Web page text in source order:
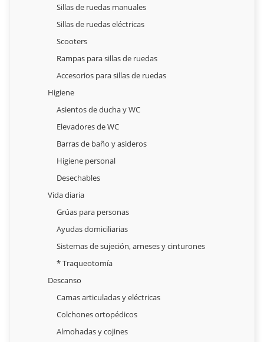
Sillas de ruedas manuales
Sillas de ruedas eléctricas
Scooters
Rampas para sillas de ruedas
Accesorios para sillas de ruedas
Higiene
Asientos de ducha y WC
Elevadores de WC
Barras de baño y asideros
Higiene personal
Desechables
Vida diaria
Grúas para personas
Ayudas domiciliarias
Sistemas de sujeción, arneses y cinturones
* Traqueotomía
Descanso
Camas articuladas y eléctricas
Colchones ortopédicos
Almohadas y cojines